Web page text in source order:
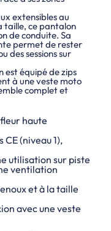
extensibles au
taille, ce pantalon
de conduite. Sa
permet de rester
des sessions sur
est équipé de zips
à une veste moto
complet et
haute
(niveau 1),
utilisation sur piste
ventilation
et à la taille
avec une veste